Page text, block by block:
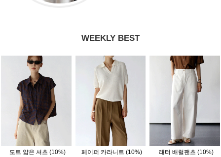
WEEKLY BEST
페이퍼 카라니트
(10%)
래터 배럴팬츠(10%)
콜론 스커트